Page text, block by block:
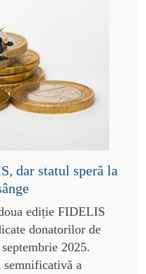
dar statul speră la
ediție FIDELIS
donatorilor de
2025.
semnificativă a